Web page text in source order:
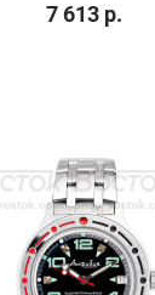
7 613 р.